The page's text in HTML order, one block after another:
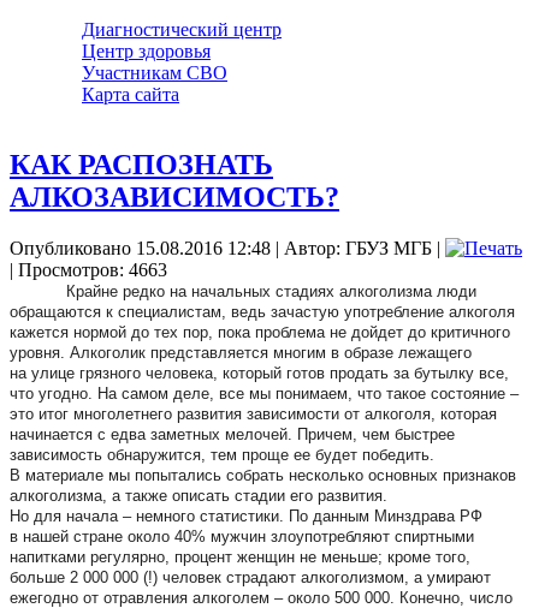
Диагностический центр
Центр здоровья
Участникам СВО
Карта сайта
КАК РАСПОЗНАТЬ
АЛКОЗАВИСИМОСТЬ?
Опубликовано 15.08.2016 12:48 | Автор: ГБУЗ МГБ |
| Просмотров: 4663
Крайне редко на начальных стадиях алкоголизма люди
обращаются к специалистам, ведь зачастую употребление алкоголя
кажется нормой до тех пор, пока проблема не дойдет до критичного
уровня. Алкоголик представляется многим в образе лежащего
на улице грязного человека, который готов продать за бутылку все,
что угодно. На самом деле, все мы понимаем, что такое состояние –
это итог многолетнего развития зависимости от алкоголя, которая
начинается с едва заметных мелочей. Причем, чем быстрее
зависимость обнаружится, тем проще ее будет победить.
В материале мы попытались собрать несколько основных признаков
алкоголизма, а также описать стадии его развития.
Но для начала – немного статистики. По данным Минздрава РФ
в нашей стране около 40% мужчин злоупотребляют спиртными
напитками регулярно, процент женщин не меньше; кроме того,
больше 2 000 000 (!) человек страдают алкоголизмом, а умирают
ежегодно от отравления алкоголем – около 500 000. Конечно, число